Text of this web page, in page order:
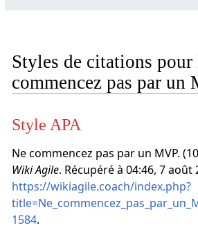
Styles de citations pour
commencez pas par un
Style APA
Ne commencez pas par un MVP.
Wiki Agile. Récupéré à 04:46, 7 août
https://wikiagile.coach/index.php?
1584.